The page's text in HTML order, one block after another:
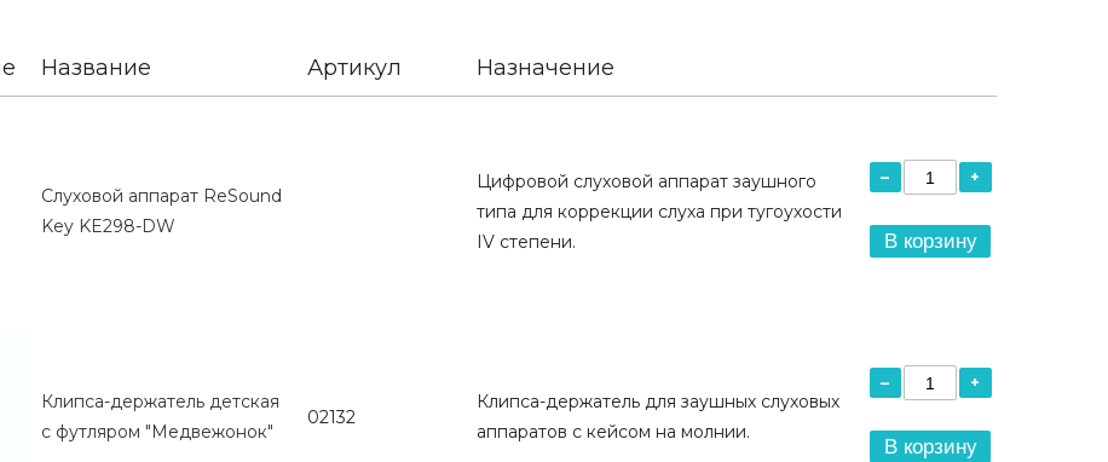
Название Артикул Назначение
Слуховой аппарат ReSound
Key KE298-DW
Цифровой слуховой аппарат заушного
типа для коррекции слуха при тугоухости
IV степени.
– +
В корзину
Клипса-держатель детская
с футляром "Медвежонок"
02132
Клипса-держатель для заушных слуховых
аппаратов с кейсом на молнии.
– +
В корзину